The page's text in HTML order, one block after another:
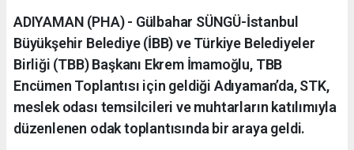
ADIYAMAN (PHA) - Gülbahar SÜNGÜ-İstanbul
Büyükşehir Belediye (İBB) ve Türkiye Belediyeler
Birliği (TBB) Başkanı Ekrem İmamoğlu, TBB
Encümen Toplantısı için geldiği Adıyaman’da, STK,
meslek odası temsilcileri ve muhtarların katılımıyla
düzenlenen odak toplantısında bir araya geldi.